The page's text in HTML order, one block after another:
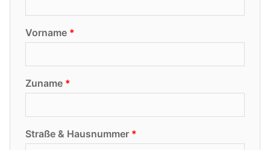
Vorname
Zuname
Straße & Hausnummer